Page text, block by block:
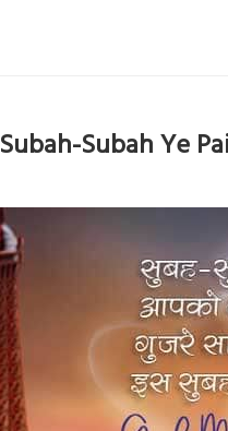
Subah-Subah Ye